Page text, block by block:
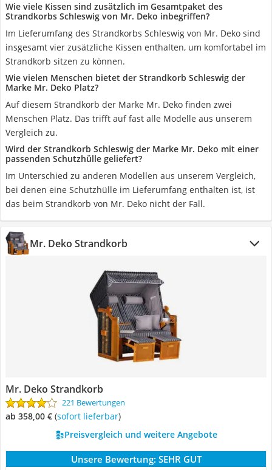
Wie viele Kissen sind zusätzlich im Gesamtpaket des
Strandkorbs Schleswig von Mr. Deko inbegriffen?
Im Lieferumfang des Strandkorbs Schleswig von Mr. Deko sind
insgesamt vier zusätzliche Kissen enthalten, um komfortabel im
Strandkorb sitzen zu können.
Wie vielen Menschen bietet der Strandkorb Schleswig der
Marke Mr. Deko Platz?
Auf diesem Strandkorb der Marke Mr. Deko finden zwei
Menschen Platz. Das trifft auf fast alle Modelle aus unserem
Vergleich zu.
Wird der Strandkorb Schleswig der Marke Mr. Deko mit einer
passenden Schutzhülle geliefert?
Im Unterschied zu anderen Modellen aus unserem Vergleich,
bei denen eine Schutzhülle im Lieferumfang enthalten ist, ist
das beim Strandkorb von Mr. Deko nicht der Fall.
Mr. Deko Strandkorb
Mr. Deko Strandkorb
221 Bewertungen
ab 358,00 € ( Sofort lieferbar)
Preisvergleich und weitere Angebote
Unsere Bewertung: SEHR GUT